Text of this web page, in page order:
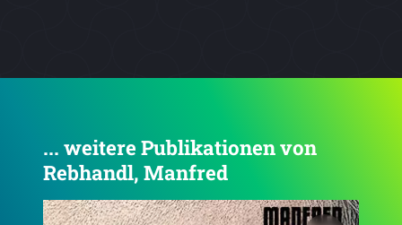
... weitere Publikationen von
Rebhandl, Manfred